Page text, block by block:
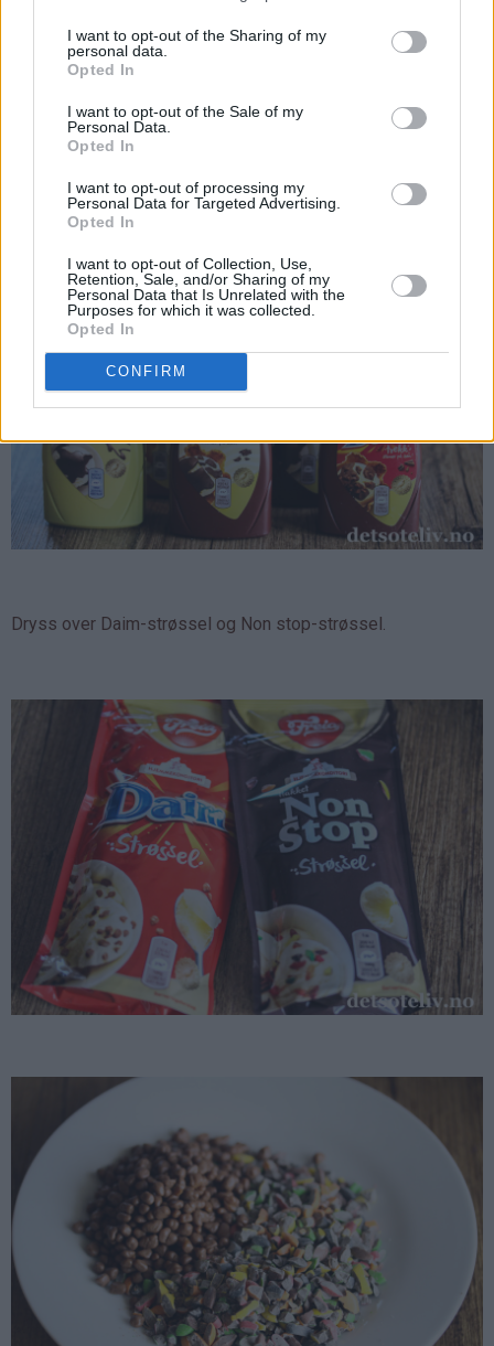
I want to opt-out of the Sharing of my
personal data.
Opted In
I want to opt-out of the Sale of my
Personal Data.
Opted In
I want to opt-out of processing my
Personal Data for Targeted Advertising.
Opted In
I want to opt-out of Collection, Use,
Retention, Sale, and/or Sharing of my
Personal Data that Is Unrelated with the
Purposes for which it was collected.
Opted In
CONFIRM
Har du en annen Freia favoritt-topping, kan du så klart bruke
den også. Flere å velge mellom
Dryss over Daim-strøssel og Non stop-strøssel.